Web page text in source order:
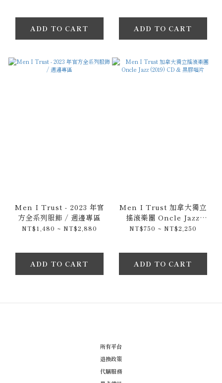
ADD TO CART ADD TO CART
Men I Trust - 2023 年官
方全系列服飾 / 週邊專區
NT$1,480 ~ NT$2,880
ADD TO CART
Men I Trust 加拿大獨立
搖滾樂團 Oncle Jazz
(2019) CD & 黑膠唱片
NT$750 ~ NT$2,250
ADD TO CART
所有平台
退換政策
代購服務